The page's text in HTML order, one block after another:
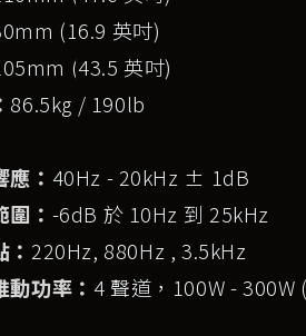
(16.9 英吋)
(43.5 英吋)
86.5kg / 190lb
： 40Hz - 20kHz ± 1dB
： -6dB 於 10Hz 到 25kHz
220Hz, 880Hz , 3.5kHz
動功率： 4 聲道，100W - 300W